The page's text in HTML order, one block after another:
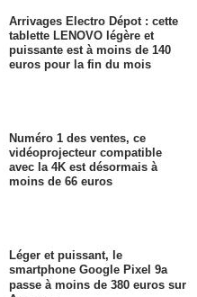
Arrivages Electro Dépot : cette
tablette LENOVO légère et
puissante est à moins de 140
euros pour la fin du mois
Numéro 1 des ventes, ce
vidéoprojecteur compatible
avec la 4K est désormais à
moins de 66 euros
Léger et puissant, le
smartphone Google Pixel 9a
passe à moins de 380 euros sur